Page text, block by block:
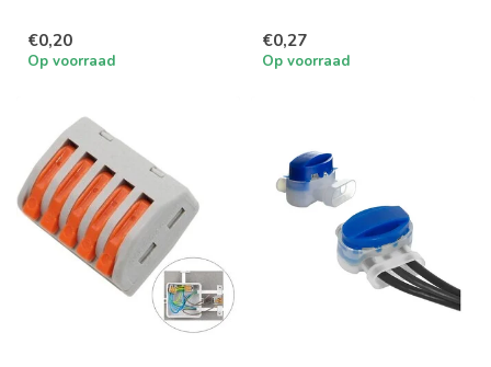
€0,20
Op voorraad
€0,27
Op voorraad